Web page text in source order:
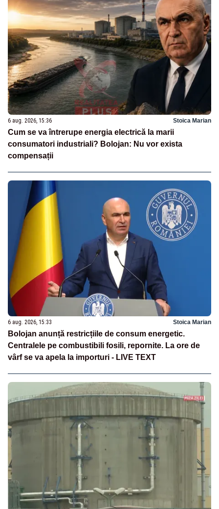
6 aug. 2026, 15:36 Stoica Marian
Cum se va întrerupe energia electrică la marii
consumatori industriali? Bolojan: Nu vor exista
compensații
6 aug. 2026, 15:33 Stoica Marian
Bolojan anunță restricțiile de consum energetic.
Centralele pe combustibili fosili, repornite. La ore de
vârf se va apela la importuri - LIVE TEXT